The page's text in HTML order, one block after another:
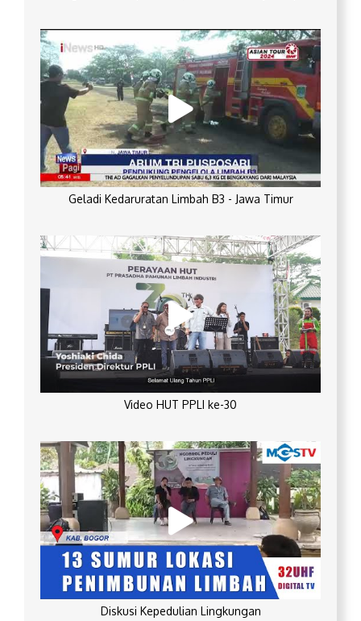
Geladi Kedaruratan Limbah B3 - Jawa Timur
Video HUT PPLI ke-30
Diskusi Kepedulian Lingkungan